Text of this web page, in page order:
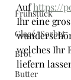
Frühstück
Glacé/ Sorbet
Brot
Butter
Auf https://
Ihr eine
welches Ihr
liefern